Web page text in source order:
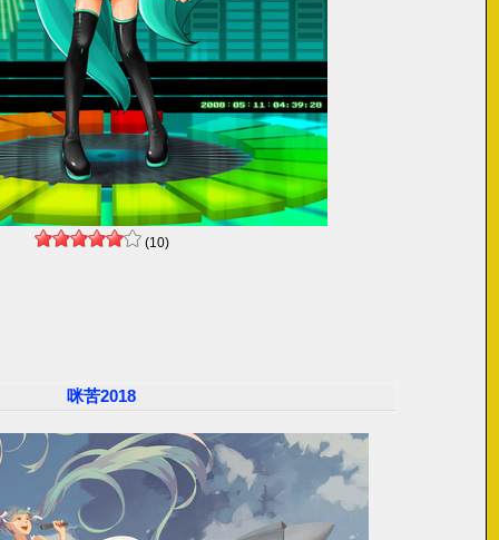
(10)
咪苦2018